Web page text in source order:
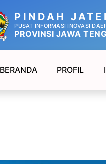
PINDAH
PUSAT INFORMASI INOVASI
PROVINSI JAWA
BERANDA PROFIL